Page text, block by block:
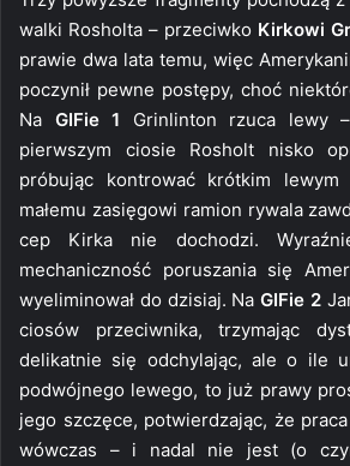
walki Rosholta – przeciwko Kirkowi
prawie dwa lata temu, więc
poczynił pewne postępy, choć
Na GIFie 1 Grinlinton rzuca lewy
pierwszym ciosie Rosholt nisko
próbując kontrować krótkim
małemu zasięgowi ramion rywala
cep Kirka nie dochodzi.
mechaniczność poruszania się
wyeliminował do dzisiaj. Na GIFie 2
ciosów przeciwnika, trzymając
delikatnie się odchylając, ale o ile
podwójnego lewego, to już prawy
jego szczęce, potwierdzając, że
wówczas – i nadal nie jest (o